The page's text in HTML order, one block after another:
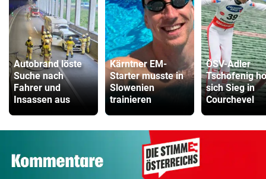
Autobrand löste
Suche nach
Fahrer und
Insassen aus
Kärntner EM-
Starter musste in
Slowenien
trainieren
ÖSV-Adler
Tschofenig
sich Sieg in
Courchevel